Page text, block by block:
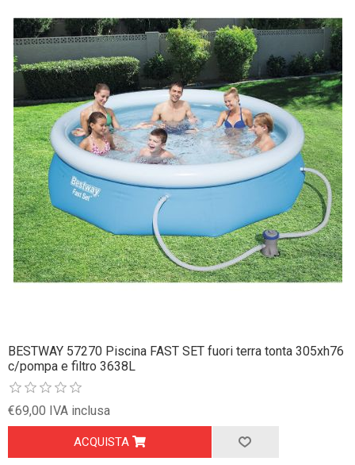
BESTWAY 57270 Piscina FAST SET fuori terra tonta 305xh76
c/pompa e filtro 3638L
€69,00 IVA inclusa
ACQUISTA